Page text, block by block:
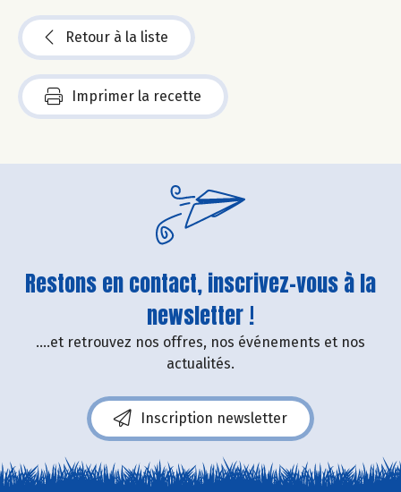
Retour à la liste
Imprimer la recette
Restons en contact, inscrivez-vous à la
newsletter !
....et retrouvez nos offres, nos événements et nos
actualités.
Inscription newsletter